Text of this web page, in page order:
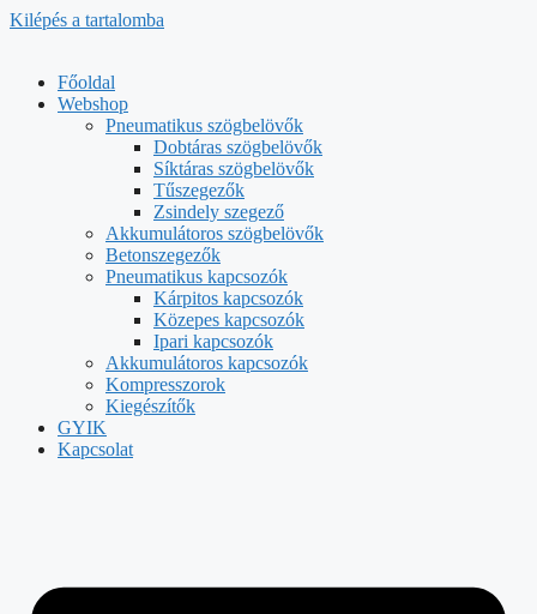
Kilépés a tartalomba
Főoldal
Webshop
Pneumatikus szögbelövők
Dobtáras szögbelövők
Síktáras szögbelövők
Tűszegezők
Zsindely szegező
Akkumulátoros szögbelövők
Betonszegezők
Pneumatikus kapcsozók
Kárpitos kapcsozók
Közepes kapcsozók
Ipari kapcsozók
Akkumulátoros kapcsozók
Kompresszorok
Kiegészítők
GYIK
Kapcsolat